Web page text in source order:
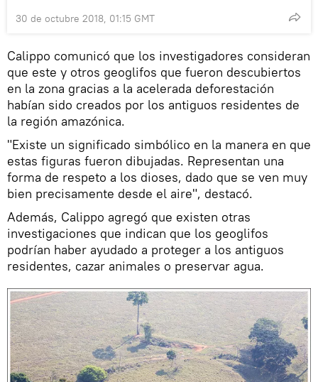
30 de octubre 2018, 01:15 GMT
Calippo comunicó que los investigadores consideran
que este y otros geoglifos que fueron descubiertos
en la zona gracias a la acelerada deforestación
habían sido creados por los antiguos residentes de
la región amazónica.
"Existe un significado simbólico en la manera en que
estas figuras fueron dibujadas. Representan una
forma de respeto a los dioses, dado que se ven muy
bien precisamente desde el aire", destacó.
Además, Calippo agregó que existen otras
investigaciones que indican que los geoglifos
podrían haber ayudado a proteger a los antiguos
residentes, cazar animales o preservar agua.